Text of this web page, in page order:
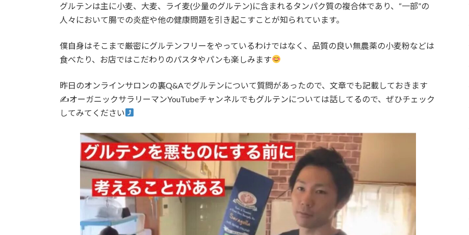
グルテンは主に小麦、大麦、ライ麦(少量のグルテン)に含まれるタンパク質の複合体であり、“一部”の
人々において腸での炎症や他の健康問題を引き起こすことが知られています。
僕自身はそこまで厳密にグルテンフリーをやっているわけではなく、品質の良い無農薬の小麦粉などは
食べたり、お店ではこだわりのパスタやパンも楽しみます
昨日のオンラインサロンの裏Q&Aでグルテンについて質問があったので、文章でも記載しておきます
✍オーガニックサラリーマンYouTubeチャンネルでもグルテンについては話してるので、ぜひチェック
してみてください